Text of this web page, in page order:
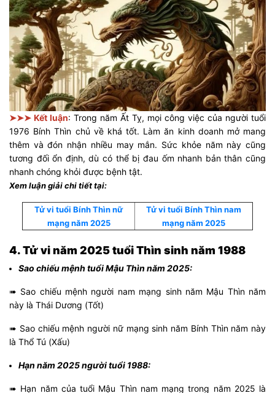
➤➤➤ Kết luận: Trong năm Ất Tỵ, mọi công việc của người tuổi
1976 Bính Thìn chủ về khá tốt. Làm ăn kinh doanh mở mang
thêm và đón nhận nhiều may mắn. Sức khỏe năm này cũng
tương đối ổn định, dù có thể bị đau ốm nhanh bản thân cũng
nhanh chóng khỏi được bệnh tật.
Xem luận giải chi tiết tại:
Tử vi tuổi Bính Thìn nữ
mạng năm 2025
Tử vi tuổi Bính Thìn nam
mạng năm 2025
4. Tử vi năm 2025 tuổi Thìn sinh năm 1988
Sao chiếu mệnh tuổi Mậu Thìn năm 2025:
➠ Sao chiếu mệnh người nam mạng sinh năm Mậu Thìn năm
này là Thái Dương (Tốt)
➠ Sao chiếu mệnh người nữ mạng sinh năm Bính Thìn năm này
là Thổ Tú (Xấu)
Hạn năm 2025 người tuổi 1988:
➠ Hạn năm của tuổi Mậu Thìn nam mạng trong năm 2025 là